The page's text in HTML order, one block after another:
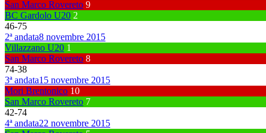
San Marco Rovereto 9
BC Gardolo U20 2
46-75
2ª andata8 novembre 2015
Villazzano U20 1
San Marco Rovereto 8
74-38
3ª andata15 novembre 2015
Mori Brentonico 10
San Marco Rovereto 7
42-74
4ª andata22 novembre 2015